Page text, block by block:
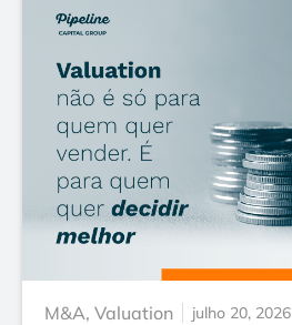
M&A, Valuation julho 20, 2026